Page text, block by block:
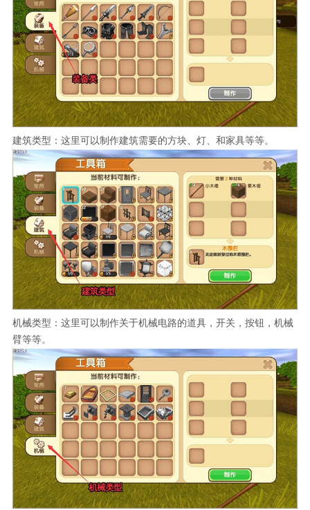
建筑类型：这里可以制作建筑需要的方块、灯、和家具等等。
机械类型：这里可以制作关于机械电路的道具，开关，按钮，机械
臂等等。